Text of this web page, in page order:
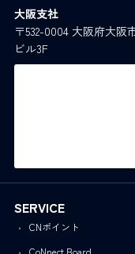
大阪支社
〒532-0004 大阪府大阪
ビル3F
SERVICE
CNポイント
CoNnect Board